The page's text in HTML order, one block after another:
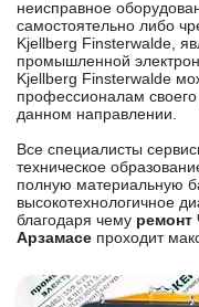
неисправное
самостоятельно либо
Kjellberg Finsterwalde,
промышленной
Kjellberg Finsterwalde
профессионалам
данном направлении.
Все специалисты
техническое
полную материальную
высокотехнологичное
благодаря чему ремонт
Арзамасе проходит